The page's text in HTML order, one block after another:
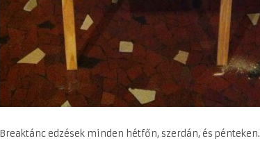
Breaktánc edzések minden hétfőn, szerdán, és pénteken.